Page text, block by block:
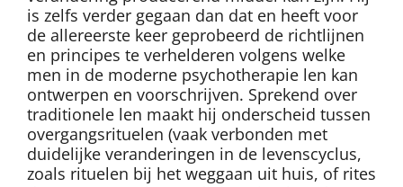
is zelfs verder gegaan dan dat en heeft voor
de allereerste keer geprobeerd de richtlijnen
en principes te verhelderen volgens welke
men in de moderne psychotherapie len kan
ontwerpen en voorschrijven. Sprekend over
traditionele len maakt hij onderscheid tussen
overgangsrituelen (vaak verbonden met
duidelijke veranderingen in de levenscyclus,
zoals rituelen bij het weggaan uit huis, of rites